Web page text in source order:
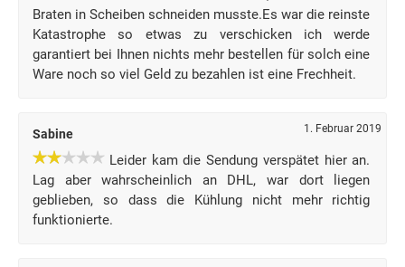
Braten in Scheiben schneiden musste.Es war die reinste
Katastrophe so etwas zu verschicken ich werde
garantiert bei Ihnen nichts mehr bestellen für solch eine
Ware noch so viel Geld zu bezahlen ist eine Frechheit.
Sabine 1. Februar 2019
Leider kam die Sendung verspätet hier an.
Lag aber wahrscheinlich an DHL, war dort liegen
geblieben, so dass die Kühlung nicht mehr richtig
funktionierte.